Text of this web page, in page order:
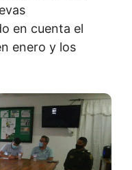
en cuenta el
enero y los